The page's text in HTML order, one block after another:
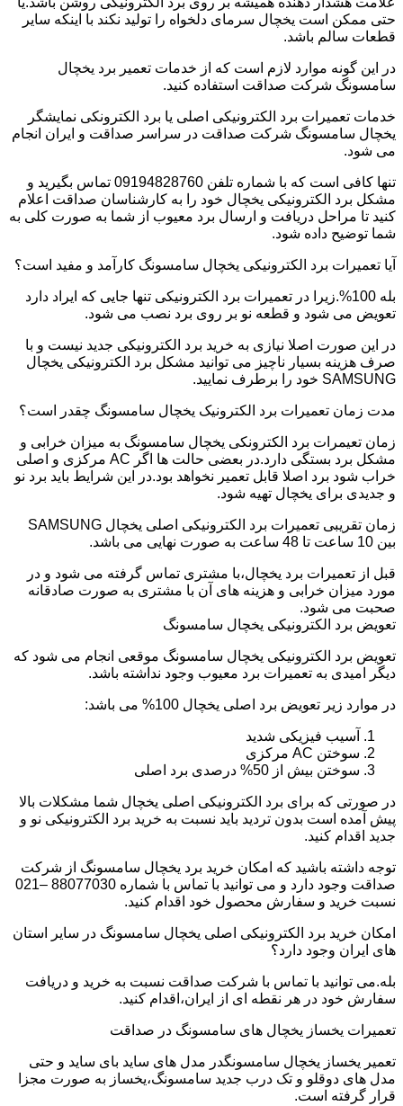
حتی ممکن است یخچال سرمای دلخواه را تولید نکند با اینکه سایر
قطعات سالم باشد.
در این گونه موارد لازم است که از خدمات تعمیر برد یخچال
سامسونگ شرکت صداقت استفاده کنید.
خدمات تعمیرات برد الکترونیکی اصلی یا برد الکترونکی نمایشگر
یخچال سامسونگ شرکت صداقت در سراسر صداقت و ایران انجام
می شود.
تنها کافی است که با شماره تلفن 09194828760 تماس بگیرید و
مشکل برد الکترونیکی یخچال خود را به کارشناسان صداقت اعلام
کنید تا مراحل دریافت و ارسال برد معیوب از شما به صورت کلی به
شما توضیح داده شود.
آیا تعمیرات برد الکترونیکی یخچال سامسونگ کارآمد و مفید است؟
بله 100%.زیرا در تعمیرات برد الکترونیکی تنها جایی که ایراد دارد
تعویض می شود و قطعه نو بر روی برد نصب می شود.
در این صورت اصلا نیازی به خرید برد الکترونیکی جدید نیست و با
صرف هزینه بسیار ناچیز می توانید مشکل برد الکترونیکی یخچال
SAMSUNG خود را برطرف نمایید.
مدت زمان تعمیرات برد الکترونیک یخچال سامسونگ چقدر است؟
زمان تعیمرات برد الکترونکی یخچال سامسونگ به میزان خرابی و
مشکل برد بستگی دارد.در بعضی حالت ها اگر AC مرکزی و اصلی
خراب شود برد اصلا قابل تعمیر نخواهد بود.در این شرایط باید برد نو
و جدیدی برای یخچال تهیه شود.
زمان تقریبی تعمیرات برد الکترونیکی اصلی یخچال SAMSUNG
بین 10 ساعت تا 48 ساعت به صورت نهایی می باشد.
قبل از تعمیرات برد یخچال،با مشتری تماس گرفته می شود و در
مورد میزان خرابی و هزینه های آن با مشتری به صورت صادقانه
صحبت می شود.
تعویض برد الکترونیکی یخچال سامسونگ
تعویض برد الکترونیکی یخچال سامسونگ موقعی انجام می شود که
دیگر امیدی به تعمیرات برد معیوب وجود نداشته باشد.
در موارد زیر تعویض برد اصلی یخچال 100% می باشد:
آسیب فیزیکی شدید
سوختن AC مرکزی
سوختن بیش از 50% درصدی برد اصلی
در صورتی که برای برد الکترونیکی اصلی یخچال شما مشکلات بالا
پیش آمده است بدون تردید باید نسبت به خرید برد الکترونیکی نو و
جدید اقدام کنید.
توجه داشته باشید که امکان خرید برد یخچال سامسونگ از شرکت
صداقت وجود دارد و می توانید با تماس با شماره 88077030 –021
نسبت خرید و سفارش محصول خود اقدام کنید.
امکان خرید برد الکترونیکی اصلی یخچال سامسونگ در سایر استان
های ایران وجود دارد؟
بله.می توانید با تماس با شرکت صداقت نسبت به خرید و دریافت
سفارش خود در هر نقطه ای از ایران،اقدام کنید.
تعمیرات یخساز یخچال های سامسونگ در صداقت
تعمیر یخساز یخچال سامسونگدر مدل های ساید بای ساید و حتی
مدل های دوقلو و تک درب جدید سامسونگ،یخساز به صورت مجزا
قرار گرفته است.